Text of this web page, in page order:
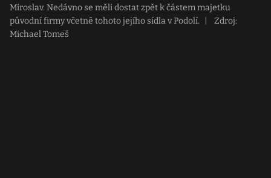
Miroslav. Nedávno se měli dostat zpět k částem majetku
původní firmy včetně tohoto jejího sídla v Podolí.
Zdroj:
Michael Tomeš